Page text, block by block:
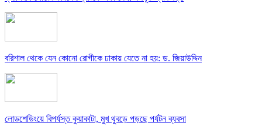
বরিশাল থেকে যেন কোনো রোগীকে ঢাকায় যেতে না হয়: ড. জিয়াউদ্দিন
লোডশেডিংয়ে বিপর্যস্ত কুয়াকাটা, মুখ থুবড়ে পড়ছে পর্যটন ব্যবসা